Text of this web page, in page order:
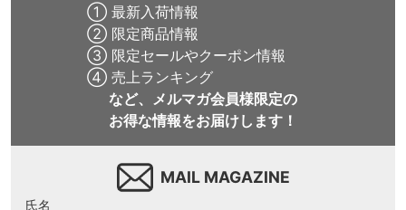
① 最新入荷情報
② 限定商品情報
③ 限定セールやクーポン情報
④ 売上ランキング
など、メルマガ会員様限定の
お得な情報をお届けします！
MAIL MAGAZINE
氏名